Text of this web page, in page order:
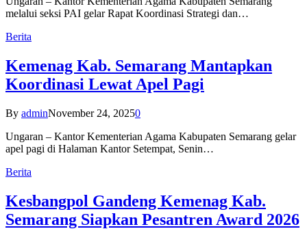
melalui seksi PAI gelar Rapat Koordinasi Strategi dan…
Berita
Kemenag Kab. Semarang Mantapkan
Koordinasi Lewat Apel Pagi
By adminNovember 24, 20250
Ungaran – Kantor Kementerian Agama Kabupaten Semarang gelar
apel pagi di Halaman Kantor Setempat, Senin…
Berita
Kesbangpol Gandeng Kemenag Kab.
Semarang Siapkan Pesantren Award 2026